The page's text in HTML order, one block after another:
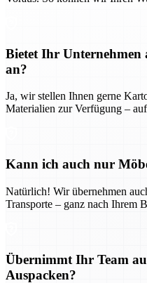
Bietet Ihr Unternehmen
an?
Ja, wir stellen Ihnen gerne
Materialien zur Verfügung –
Kann ich auch nur
Natürlich! Wir übernehmen
Transporte – ganz nach Ihrem
Übernimmt Ihr Team
Auspacken?